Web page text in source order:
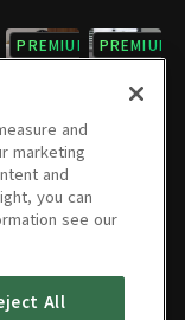
PREMIUM PREMIUM
PREMIUM
23회 24회
and
marketing
and
you can
see our
All